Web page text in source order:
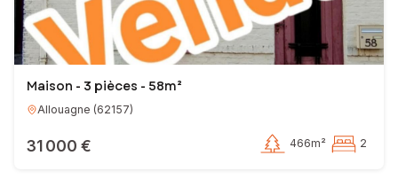
Maison - 3 pièces - 58m²
Allouagne (62157)
31 000 € 466m² 2